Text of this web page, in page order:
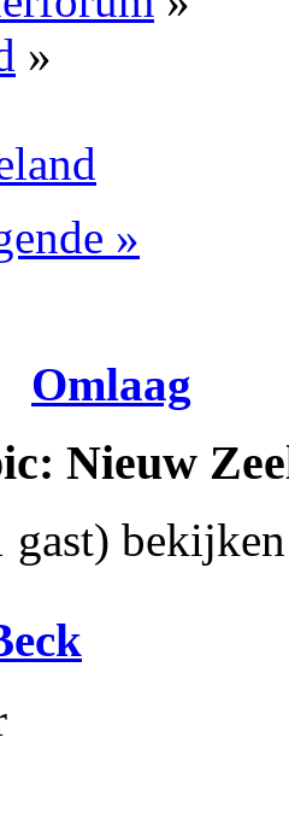
»
»
Omlaag
Nieuw
gast)